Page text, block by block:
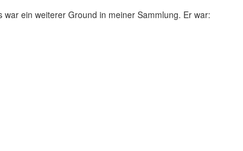
war ein weiterer Ground in meiner Sammlung. Er war: